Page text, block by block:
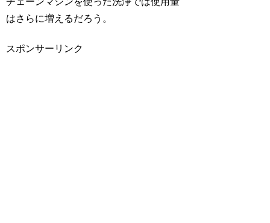
はさらに増えるだろう。
スポンサーリンク